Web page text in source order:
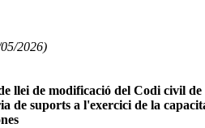
2026)
llei de modificació del Codi civil de
de suports a l'exercici de la